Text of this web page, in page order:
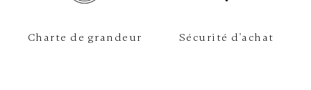
Charte de grandeur Sécurité d'achat